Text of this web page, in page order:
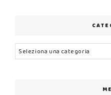
Categorie